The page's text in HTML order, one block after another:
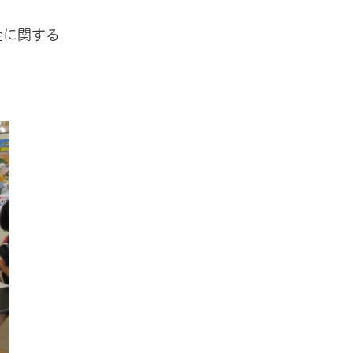
関する